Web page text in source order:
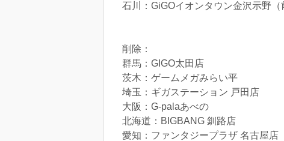
石川：GiGOイオンタウン金沢示野
削除：
群馬：GIGO太田店
茨木：ゲームメガみらい平
埼玉：ギガステーション 戸田店
大阪：G-palaあべの
北海道：BIGBANG 釧路店
愛知：ファンタジープラザ 名古屋店